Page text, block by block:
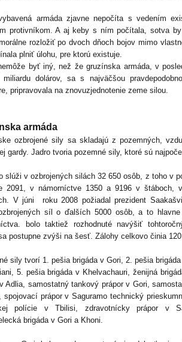
armáda zjavne nepočíta s vedením
protivníkom. A aj keby s ním počítala, sotva
rozložiť po dvoch dňoch bojov mimo
plniť úlohu, pre ktorú existuje.
byť iný, než že gruzínska armáda, v
miliardu dolárov, sa s najväčšou
pripravovala na znovuzjednotenie zeme silou.
armáda
ozbrojené sily sa skladajú z pozemných,
gardy. Jadro tvoria pozemné sily, ktoré sú
slúži v ozbrojených silách 32 650 osôb, z toho v
2091, v námorníctve 1350 a 9196 v štáboch,
V júni roku 2008 požiadal prezident
síl o ďalších 5000 osôb, a to
bolo taktiež rozhodnuté navýšiť
postupne zvýši na šesť. Zálohy celkovo činia
sily tvorí 1. pešia brigáda v Gori, 2. pešia
5. pešia brigáda v Khelvachauri, ženijná
Adlia, samostatný tankový prápor v Gori,
spojovací prápor v Saguramo technický
polície v Tbilisi, zdravotnícky prápor v
brigáda v Gori a Khoni.